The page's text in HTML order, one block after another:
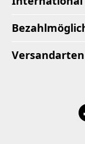
Versandarten